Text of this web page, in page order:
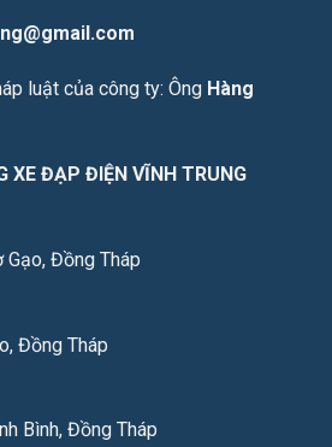
luật của công ty: Ông Hàng
XE ĐẠP ĐIỆN VĨNH TRUNG
Gạo, Đồng Tháp
Đồng Tháp
Bình, Đồng Tháp